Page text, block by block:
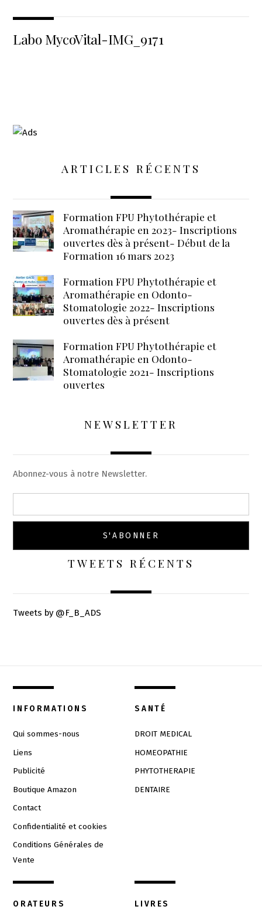
Labo MycoVital-IMG_9171
ARTICLES RÉCENTS
Formation FPU Phytothérapie et
Aromathérapie en 2023- Inscriptions
ouvertes dès à présent- Début de la
Formation 16 mars 2023
Formation FPU Phytothérapie et
Aromathérapie en Odonto-
Stomatologie 2022- Inscriptions
ouvertes dès à présent
Formation FPU Phytothérapie et
Aromathérapie en Odonto-
Stomatologie 2021- Inscriptions
ouvertes
NEWSLETTER
Abonnez-vous à notre Newsletter.
TWEETS RÉCENTS
Tweets by @F_B_ADS
INFORMATIONS
Qui sommes-nous
Liens
Publicité
Boutique Amazon
Contact
Confidentialité et cookies
Conditions Générales de
Vente
SANTÉ
DROIT MEDICAL
HOMEOPATHIE
PHYTOTHERAPIE
DENTAIRE
ORATEURS LIVRES